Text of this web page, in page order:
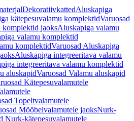
DekoratiivkattedAluskapiga
kätepesuvalamu komplektidVaruosad
komplektid jaoksAluskapiga valamu
valamu komplektid
komplektidVaruosad Aluskapiga
Aluskapiga integreeritava valamu
integreeritava valamu komplektid
aluskapidVaruosad Valamu aluskapid
Kätepesuvalamutele
Topeltvalamutele
Mööbelvalamutele jaoksNurk-
Nurk-kätepesuvalamutele